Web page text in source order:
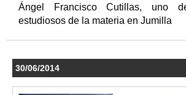
Ángel Francisco Cutillas, uno
estudiosos de la materia en Jumilla
30/06/2014